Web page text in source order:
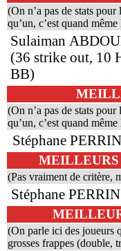
(On n’a pas de stats pour
qu’un, c’est quand
Sulaiman
(36 strike out, 10
BB)
(On n’a pas de stats pour
qu’un, c’est quand
Stéphane PERRIN
MEILLEURS
(Pas vraiment de critère,
Stéphane PERRIN
(On parle ici des joueurs
grosses frappes (double,